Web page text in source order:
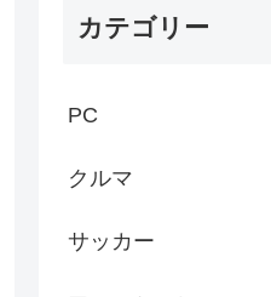
カテゴリー
PC
クルマ
サッカー